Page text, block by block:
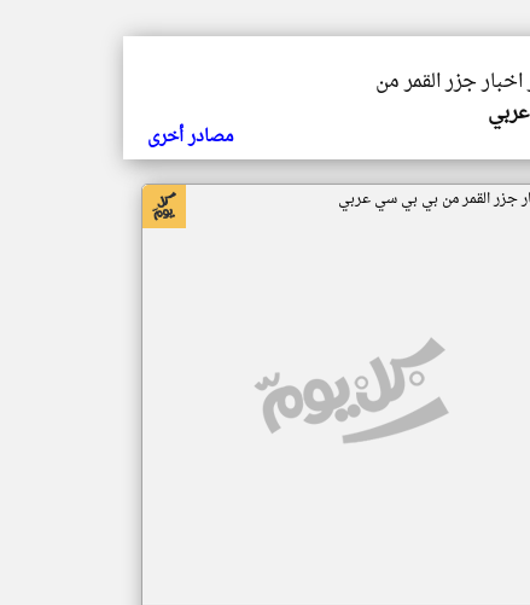
اخبار جزر القمر من
مصادر أخرى
جزر القمر من بي بي سي عربي